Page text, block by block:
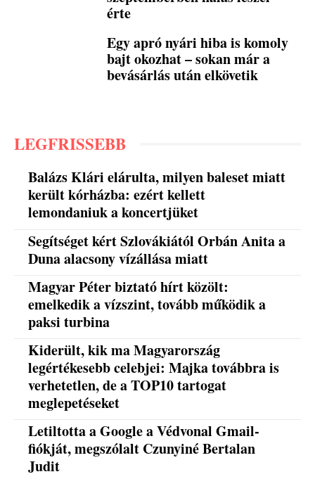
érte
Egy apró nyári hiba is komoly
bajt okozhat – sokan már a
bevásárlás után elkövetik
LEGFRISSEBB
Balázs Klári elárulta, milyen baleset miatt
került kórházba: ezért kellett
lemondaniuk a koncertjüket
Segítséget kért Szlovákiától Orbán Anita a
Duna alacsony vízállása miatt
Magyar Péter biztató hírt közölt:
emelkedik a vízszint, tovább működik a
paksi turbina
Kiderült, kik ma Magyarország
legértékesebb celebjei: Majka továbbra is
verhetetlen, de a TOP10 tartogat
meglepetéseket
Letiltotta a Google a Védvonal Gmail-
fiókját, megszólalt Czunyiné Bertalan
Judit